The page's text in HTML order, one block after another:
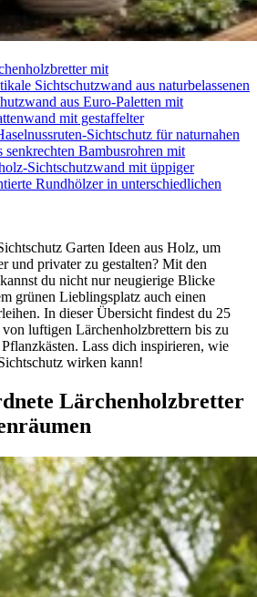
mit
Sichtschutzwand aus naturbelassenen
aus Euro-Paletten mit
mit gestaffelter
Sichtschutz für naturnahen
senkrechten Bambusrohren mit
Sichtschutzwand mit üppiger
Rundhölzer in unterschiedlichen
Garten Ideen aus Holz, um
und privater zu gestalten? Mit den
du nicht nur neugierige Blicke
grünen Lieblingsplatz auch einen
In dieser Übersicht findest du 25
luftigen Lärchenholzbrettern bis zu
Lass dich inspirieren, wie
wirken kann!
Lärchenholzbretter